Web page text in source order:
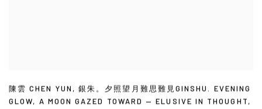
陳雲 CHEN YUN ,銀朱。夕照望月難思難見GINSHU. EVENING
GLOW, A MOON GAZED TOWARD — ELUSIVE IN THOUGHT,